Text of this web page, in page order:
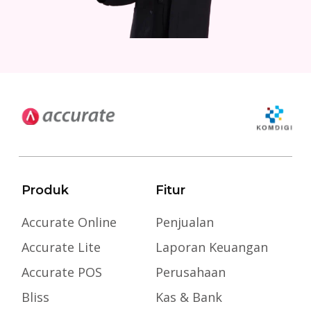
Produk
Accurate Online
Accurate Lite
Accurate POS
Bliss
Fitur
Penjualan
Laporan Keuangan
Perusahaan
Kas & Bank